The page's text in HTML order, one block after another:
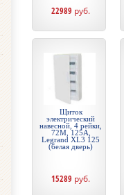
22989 руб.
Щиток
электрический
навесной, 4 рейки,
72М, 125А,
Legrand XL3 125
(белая дверь)
15289 руб.